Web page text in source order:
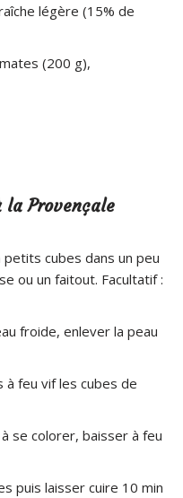
légère (15% de
(200 g),
la Provençale
petits cubes dans un peu
ou un faitout. Facultatif :
froide, enlever la peau
à feu vif les cubes de
se colorer, baisser à feu
puis laisser cuire 10 min